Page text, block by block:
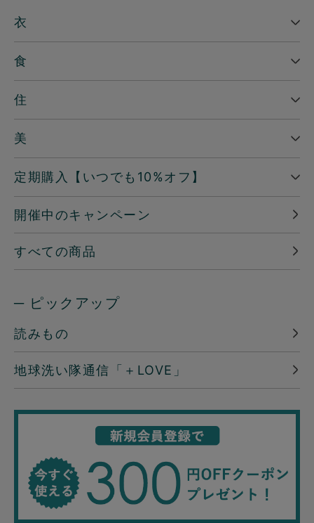
衣
食
住
美
定期購入【いつでも10%オフ】
開催中のキャンペーン
すべての商品
─ ピックアップ
読みもの
地球洗い隊通信「＋LOVE」